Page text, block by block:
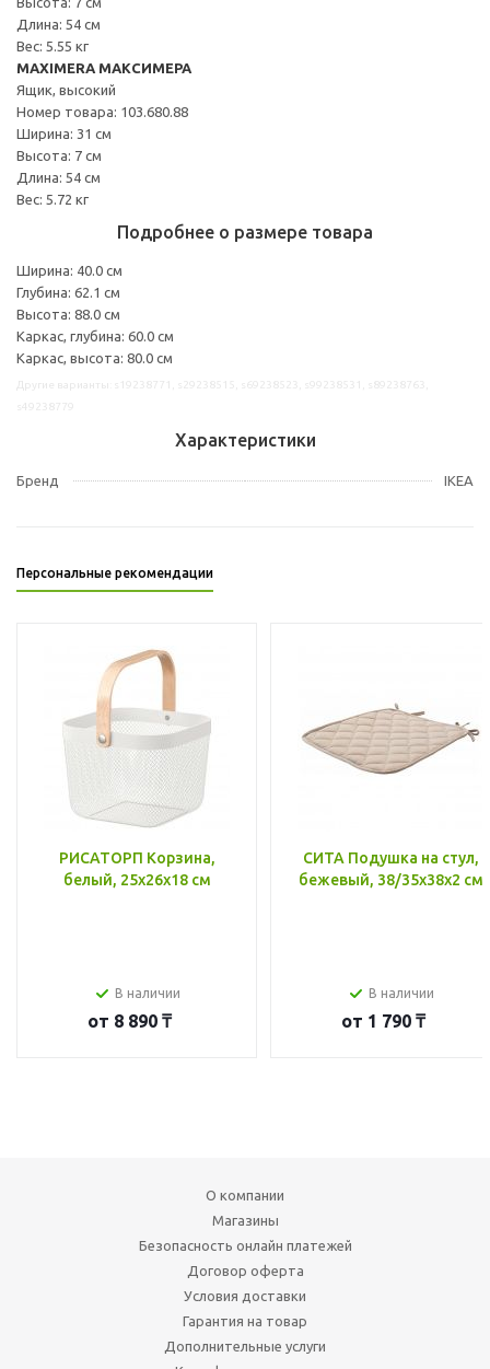
Длина: 54 см
Вес: 5.55 кг
MAXIMERA МАКСИМЕРА
Ящик, высокий
Номер товара: 103.680.88
Ширина: 31 см
Высота: 7 см
Длина: 54 см
Вес: 5.72 кг
Подробнее о размере товара
Ширина: 40.0 см
Глубина: 62.1 см
Высота: 88.0 см
Каркас, глубина: 60.0 см
Каркас, высота: 80.0 см
Характеристики
Бренд IKEA
Персональные рекомендации
РИСАТОРП Корзина,
белый, 25x26x18 см
В наличии
от 8 890 ₸
СИТА Подушка на стул,
бежевый, 38/35x38x2 см
В наличии
от 1 790 ₸
О компании
Магазины
Безопасность онлайн платежей
Договор оферта
Условия доставки
Гарантия на товар
Дополнительные услуги